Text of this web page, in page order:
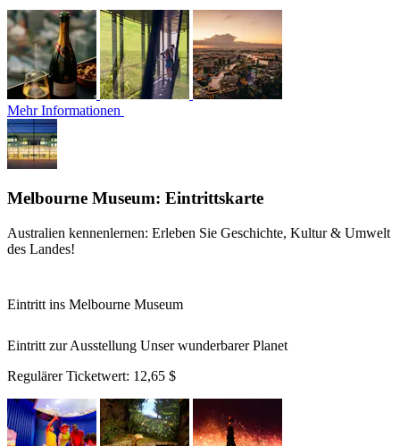
Mehr Informationen
Melbourne Museum: Eintrittskarte
Australien kennenlernen: Erleben Sie Geschichte, Kultur & Umwelt
des Landes!
Eintritt ins Melbourne Museum
Eintritt zur Ausstellung Unser wunderbarer Planet
Regulärer Ticketwert: 12,65 $